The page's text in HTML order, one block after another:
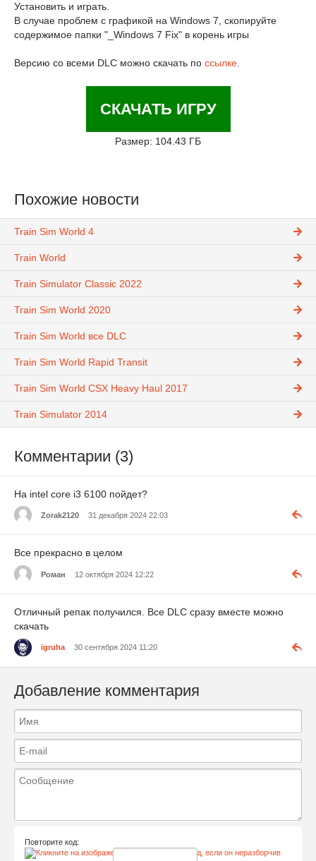
Установить и играть.
В случае проблем с графикой на Windows 7, скопируйте
содержимое папки "_Windows 7 Fix" в корень игры
Версию со всеми DLC можно скачать по ссылке.
СКАЧАТЬ ИГРУ
Размер: 104.43 ГБ
Похожие новости
Train Sim World 4
Train World
Train Simulator Classic 2022
Train Sim World 2020
Train Sim World все DLC
Train Sim World Rapid Transit
Train Sim World CSX Heavy Haul 2017
Train Simulator 2014
Комментарии (3)
На intel core i3 6100 пойдет?
Zorak2120 31 декабря 2024 22:03
Все прекрасно в целом
Роман 12 октября 2024 12:22
Отличный репак получился. Все DLC сразу вместе можно
скачать
igruha 30 сентября 2024 11:20
Добавление комментария
Повторите код: